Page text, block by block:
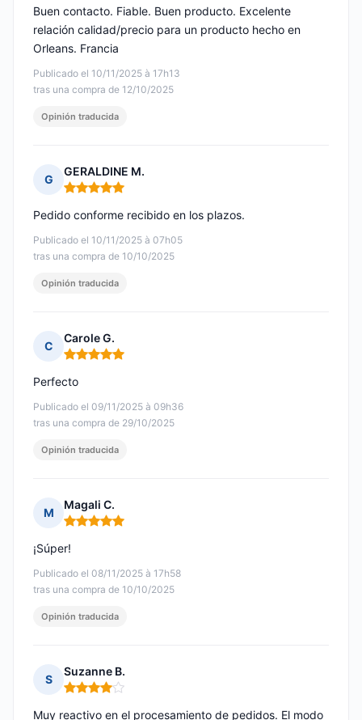
Publicado el 10/11/2025 à 17h13
tras una compra de 12/10/2025
Buen contacto. Fiable. Buen producto. Excelente
relación calidad/precio para un producto hecho en
Orleans. Francia
Opinión traducida
G
GERALDINE M.
Nota: 5 de 5
Publicado el 10/11/2025 à 07h05
tras una compra de 10/10/2025
Pedido conforme recibido en los plazos.
Opinión traducida
C
Carole G.
Nota: 5 de 5
Publicado el 09/11/2025 à 09h36
tras una compra de 29/10/2025
Perfecto
Opinión traducida
M
Magali C.
Nota: 5 de 5
Publicado el 08/11/2025 à 17h58
tras una compra de 10/10/2025
¡Súper!
Opinión traducida
S
Suzanne B.
Nota: 4 de 5
Muy reactivo en el procesamiento de pedidos. El modo